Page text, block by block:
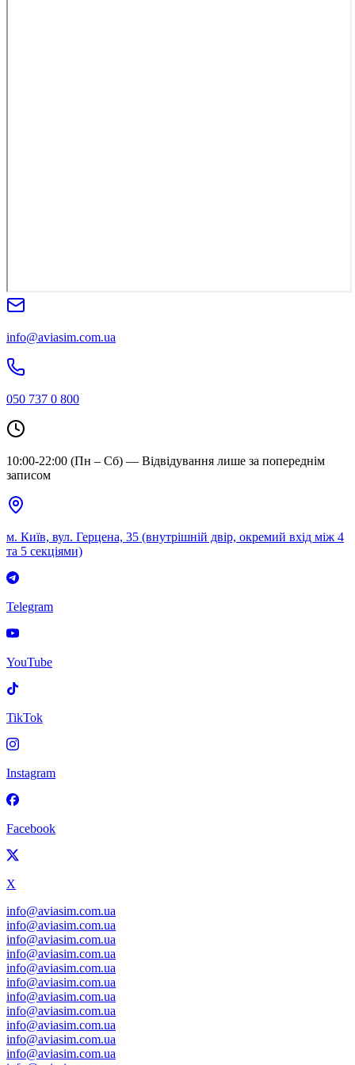
info@aviasim.com.ua
050 737 0 800
10:00-22:00 (Пн – Сб) — Відвідування лише за попереднім
записом
м. Київ, вул. Герцена, 35 (внутрішній двір, окремий вхід між 4
та 5 секціями)
Telegram
YouTube
TikTok
Instagram
Facebook
X
info@aviasim.com.ua
info@aviasim.com.ua
info@aviasim.com.ua
info@aviasim.com.ua
info@aviasim.com.ua
info@aviasim.com.ua
info@aviasim.com.ua
info@aviasim.com.ua
info@aviasim.com.ua
info@aviasim.com.ua
info@aviasim.com.ua